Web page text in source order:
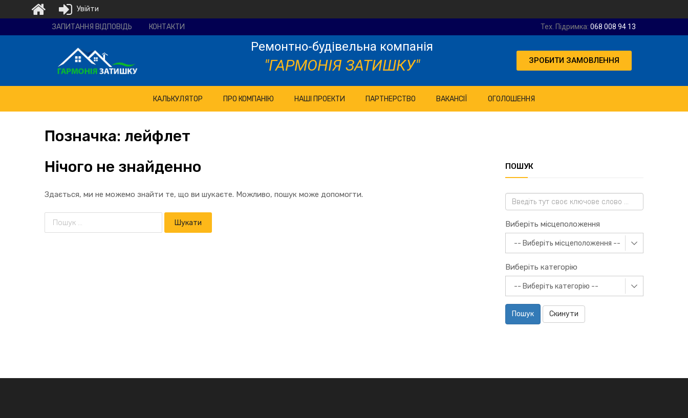
будівельна
ЗАПИТАННЯ ВІДПОВІДЬ КОНТАКТИ Тех. Підримка: 068 008 94 13
Ремонтно-будівельна компанія
"ГАРМОНІЯ ЗАТИШКУ" ЗРОБИТИ ЗАМОВЛЕННЯ
КАЛЬКУЛЯТОР ПРО КОМПАНІЮ НАШІ ПРОЕКТИ ПАРТНЕРСТВО ВАКАНСІЇ ОГОЛОШЕННЯ
Позначка: лейфлет
Нічого не знайденно
Здається, ми не можемо знайти те, що ви шукаєте. Можливо, пошук може допомогти.
ПОШУК
Виберіть місцеположення
Виберіть категорію
Пошук Скинути
Увійти